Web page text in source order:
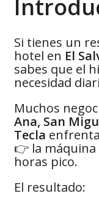
Si tienes un
hotel en El
sabes que el
necesidad
Muchos
Ana, San
Tecla
👉 la máquina
horas pico.
El resultado: